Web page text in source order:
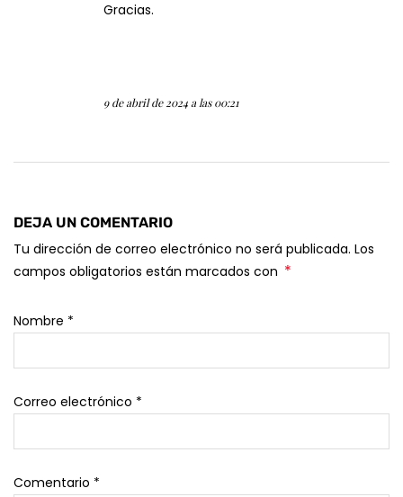
Gracias.
9 de abril de 2024 a las 00:21
DEJA UN COMENTARIO
Tu dirección de correo electrónico no será publicada. Los
campos obligatorios están marcados con *
Nombre *
Correo electrónico *
Comentario *